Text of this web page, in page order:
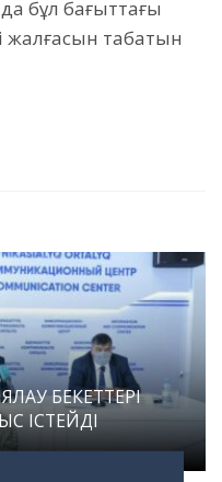
бұл бағыттағы
жалғасын табатын
БЕКЕТТЕРІ
ІСТЕЙДІ